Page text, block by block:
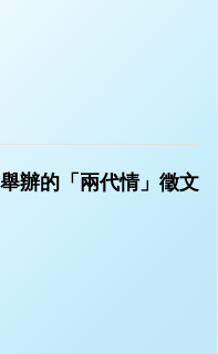
辦的「兩代情」徵文